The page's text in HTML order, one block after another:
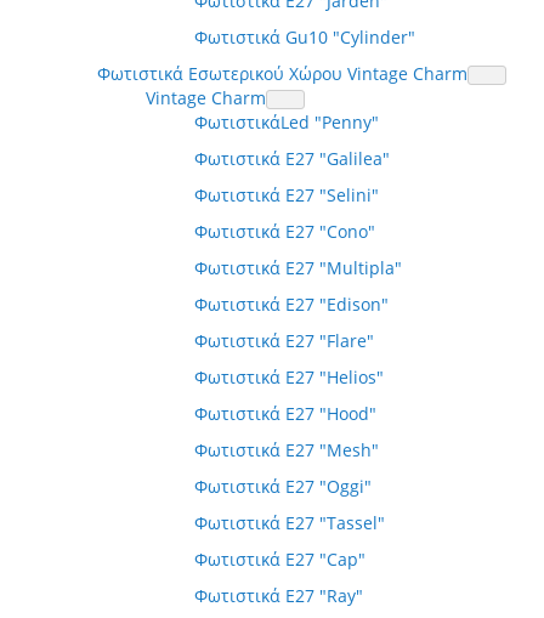
Φωτιστικά Gu10 "Cylinder"
Φωτιστικά Εσωτερικού Χώρου Vintage Charm
Vintage Charm
ΦωτιστικάLed "Penny"
Φωτιστικά E27 "Galilea"
Φωτιστικά E27 "Selini"
Φωτιστικά E27 "Cono"
Φωτιστικά E27 "Multipla"
Φωτιστικά E27 "Edison"
Φωτιστικά E27 "Flare"
Φωτιστικά E27 "Helios"
Φωτιστικά E27 "Hood"
Φωτιστικά E27 "Mesh"
Φωτιστικά E27 "Oggi"
Φωτιστικά E27 "Tassel"
Φωτιστικά E27 "Cap"
Φωτιστικά E27 "Ray"